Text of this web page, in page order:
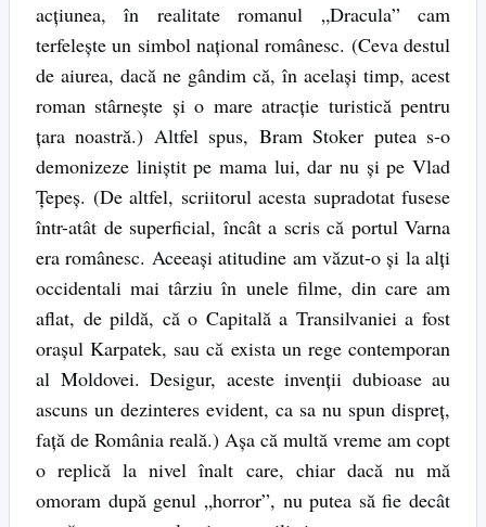
acțiunea, în realitate romanul „Dracula” cam
terfelește un simbol național românesc. (Ceva destul
de aiurea, dacă ne gândim că, în același timp, acest
roman stârnește și o mare atracție turistică pentru
țara noastră.) Altfel spus, Bram Stoker putea s-o
demonizeze liniștit pe mama lui, dar nu și pe Vlad
Țepeș. (De altfel, scriitorul acesta supradotat fusese
într-atât de superficial, încât a scris că portul Varna
era românesc. Aceeași atitudine am văzut-o și la alți
occidentali mai târziu în unele filme, din care am
aflat, de pildă, că o Capitală a Transilvaniei a fost
orașul Karpatek, sau că exista un rege contemporan
al Moldovei. Desigur, aceste invenții dubioase au
ascuns un dezinteres evident, ca sa nu spun dispreț,
față de România reală.) Așa că multă vreme am copt
o replică la nivel înalt care, chiar dacă nu mă
omoram după genul „horror”, nu putea să fie decât